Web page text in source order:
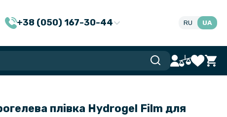
+38 (050) 167-30-44 RU UA
плівка Hydrogel Film для